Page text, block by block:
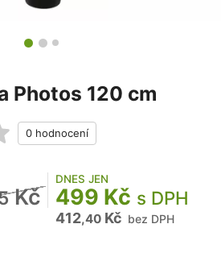
Photos 120 cm
Kč
DNES JEN
499 Kč s DPH
412,40Kč bez DPH